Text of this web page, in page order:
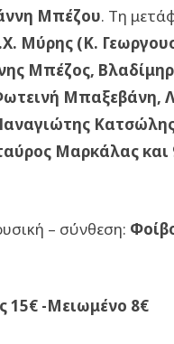
Μπέζου. Τη
Μύρης (Κ.
Μπέζος,
Μπαξεβάνη,
Μαρκάλας και
– σύνθεση:
15€ -Μειωμένο 8€